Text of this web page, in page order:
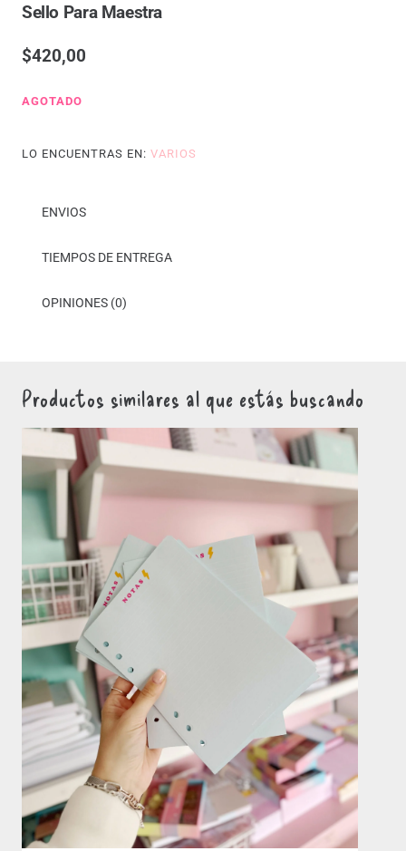
Sello Para Maestra
$420,00
AGOTADO
LO ENCUENTRAS EN: VARIOS
ENVIOS
TIEMPOS DE ENTREGA
OPINIONES (0)
Productos similares al que estás buscando